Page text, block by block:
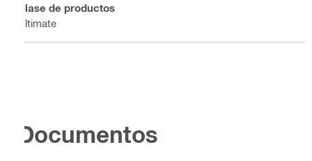
Clase de productos
Ultimate
Documentos